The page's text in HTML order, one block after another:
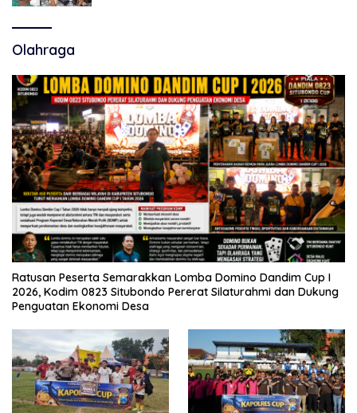
Olahraga
Ratusan Peserta Semarakkan Lomba Domino Dandim Cup I
2026, Kodim 0823 Situbondo Pererat Silaturahmi dan Dukung
Penguatan Ekonomi Desa